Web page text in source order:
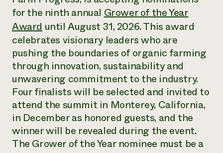
Informes anuales y financieros
Historias de impacto
Informe de
impacto 2024
LEER EL INFORME
Latinos en la agricultura
Sistemas alimentarios locales
Agricultura urbana
Las mujeres en la agricultura
Evento anual de reciclaje de productos electrónicos
Programa de descuentos de NorthWestern Energy
Servicios energéticos comerciales
Servicios energéticos residenciales
Blog
Podcasts
Publicaciones
Cursos cortos
Vídeos
Oportunidades de financiación
Noticias
Asociaciones empresariales
Donar
Donaciones planificadas
Boletín
Consultas de los medios de comunicación
Todos
contribuyen a la
resiliencia de la
for the ninth annualGrower of the Year
Award until August 31, 2026. This award
celebrates visionary leaders who are
pushing the boundaries of organic farming
through innovation, sustainability and
unwavering commitment to the industry.
Four finalists will be selected and invited to
attend the summit in Monterey, California,
in December as honored guests, and the
winner will be revealed during the event.
The Grower of the Year nominee must be a